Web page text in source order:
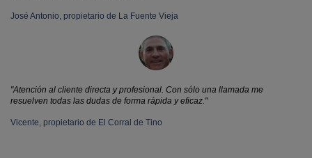
José Antonio, propietario de La Fuente Vieja
"Atención al cliente directa y profesional. Con sólo una llamada me
resuelven todas las dudas de forma rápida y eficaz."
Vicente, propietario de El Corral de Tino